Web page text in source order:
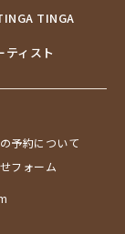
TINGA
ティスト
予約について
フォーム